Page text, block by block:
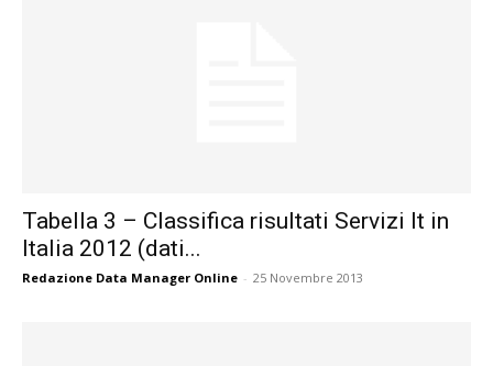
Tabella 3 – Classifica risultati Servizi It in
Italia 2012 (dati...
Redazione Data Manager Online - 25 Novembre 2013